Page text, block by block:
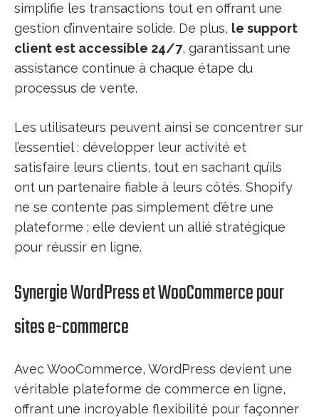
simplifie les transactions tout en offrant une
gestion d’inventaire solide. De plus, le support
client est accessible 24/7, garantissant une
assistance continue à chaque étape du
processus de vente.
Les utilisateurs peuvent ainsi se concentrer sur
l’essentiel : développer leur activité et
satisfaire leurs clients, tout en sachant qu’ils
ont un partenaire fiable à leurs côtés. Shopify
ne se contente pas simplement d’être une
plateforme ; elle devient un allié stratégique
pour réussir en ligne.
Synergie WordPress et WooCommerce pour
sites e-commerce
Avec WooCommerce, WordPress devient une
véritable plateforme de commerce en ligne,
offrant une incroyable flexibilité pour façonner